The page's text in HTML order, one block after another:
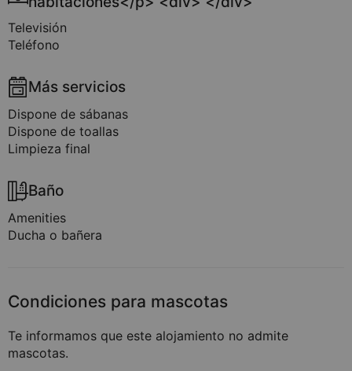
Televisión
Teléfono
Más servicios
Dispone de sábanas
Dispone de toallas
Limpieza final
Baño
Amenities
Ducha o bañera
Condiciones para mascotas
Te informamos que este alojamiento no admite
mascotas.